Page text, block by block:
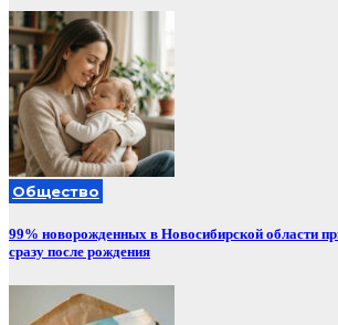
Общество
99% новорожденных в Новосибирской области
сразу после рождения